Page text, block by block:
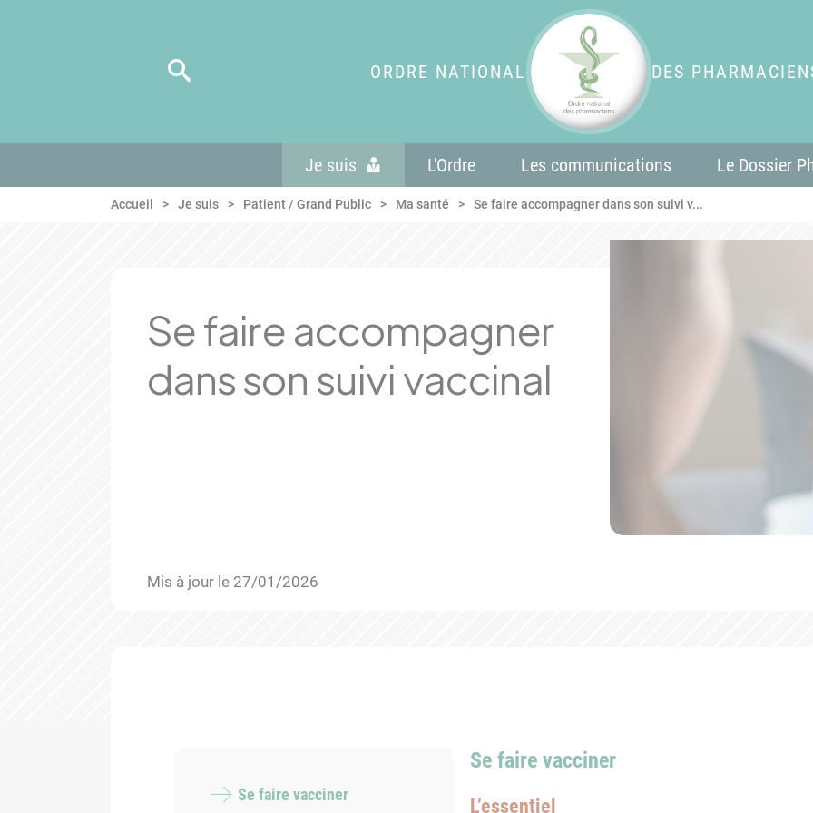
ORDRE NATIONAL DES
Je suis L'Ordre Les communications Le Dossier
Accueil Je suis Patient / Grand Public Ma santé Se faire accompagner dans son suivi v...
Se faire accompagner
dans son suivi vaccinal
Mis à jour le 27/01/2026
Se faire vacciner
Se faire vacciner
L’essentiel